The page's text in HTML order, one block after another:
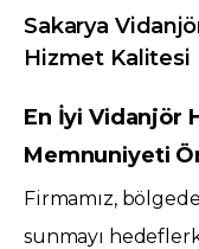
Sakarya
Hizmet Kalitesi
En İyi Vidanjör
Memnuniyeti
Firmamız,
sunmayı